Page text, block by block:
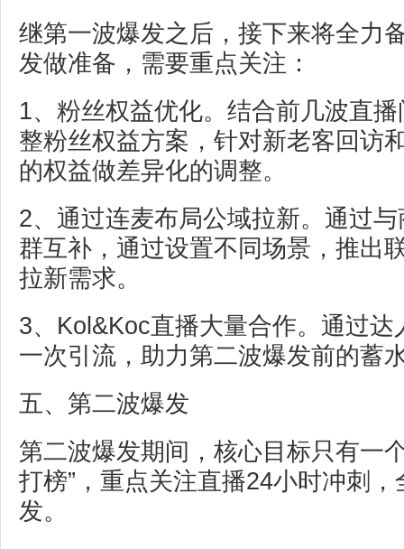
继第一波爆发之后，接下来将全力
发做准备，需要重点关注：
1、粉丝权益优化。结合前几波直
整粉丝权益方案，针对新老客回访
的权益做差异化的调整。
2、通过连麦布局公域拉新。通过
群互补，通过设置不同场景，推出
拉新需求。
3、Kol&Koc直播大量合作。通过达
一次引流，助力第二波爆发前的蓄
五、第二波爆发
第二波爆发期间，核心目标只有一
打榜”，重点关注直播24小时冲刺
发。